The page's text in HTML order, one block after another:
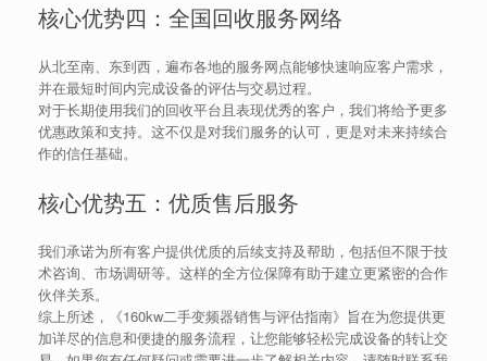
核心优势四：全国回收服务网络
从北至南、东到西，遍布各地的服务网点能够快速响应客户需求，
并在最短时间内完成设备的评估与交易过程。
对于长期使用我们的回收平台且表现优秀的客户，我们将给予更多
优惠政策和支持。这不仅是对我们服务的认可，更是对未来持续合
作的信任基础。
核心优势五：优质售后服务
我们承诺为所有客户提供优质的后续支持及帮助，包括但不限于技
术咨询、市场调研等。这样的全方位保障有助于建立更紧密的合作
伙伴关系。
综上所述，《160kw二手变频器销售与评估指南》旨在为您提供更
加详尽的信息和便捷的服务流程，让您能够轻松完成设备的转让交